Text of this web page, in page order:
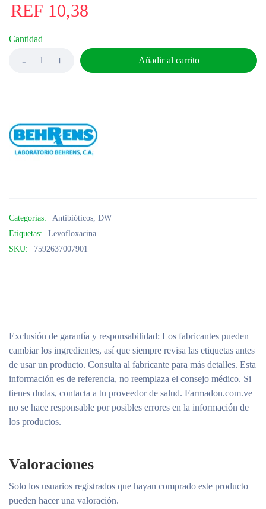
REF 10,38
Cantidad
Añadir al carrito
Categorías: Antibióticos, DW
Etiquetas:
Levofloxacina
SKU:
7592637007901
Exclusión de garantía y responsabilidad: Los fabricantes pueden
cambiar los ingredientes, así que siempre revisa las etiquetas antes
de usar un producto. Consulta al fabricante para más detalles. Esta
información es de referencia, no reemplaza el consejo médico. Si
tienes dudas, contacta a tu proveedor de salud. Farmadon.com.ve
no se hace responsable por posibles errores en la información de
los productos.
Valoraciones
Solo los usuarios registrados que hayan comprado este producto
pueden hacer una valoración.